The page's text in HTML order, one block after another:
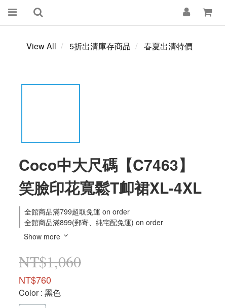
View All 5折出清庫存商品 春夏出清特價
Coco中大尺碼【C7463】
笑臉印花寬鬆T卹裙XL-4XL
全館商品滿799超取免運 on order
全館商品滿899(郵寄、純宅配免運) on order
Show more
NT$1,060
NT$760
Color: 黑色